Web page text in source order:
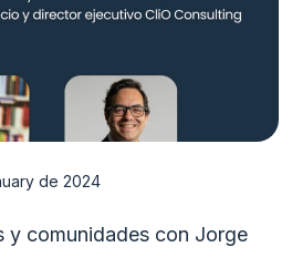
de 2024
y comunidades con Jorge